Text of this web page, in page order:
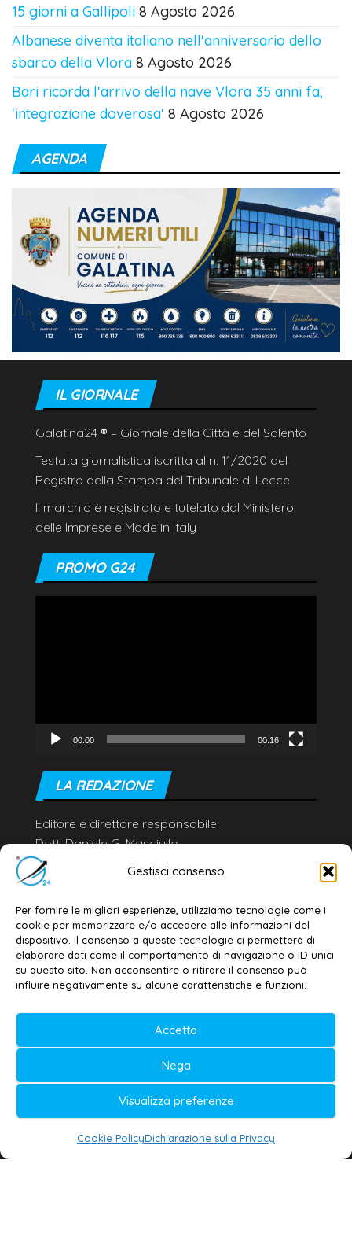
Gestisci consenso
Per fornire le migliori esperienze, utilizziamo tecnologie come i
cookie per memorizzare e/o accedere alle informazioni del
dispositivo. Il consenso a queste tecnologie ci permetterà di
elaborare dati come il comportamento di navigazione o ID unici
su questo sito. Non acconsentire o ritirare il consenso può
influire negativamente su alcune caratteristiche e funzioni.
Accetta
Nega
Visualizza preferenze
Cookie PolicyDichiarazione sulla Privacy
15 giorni a Gallipoli 8 Agosto 2026
Albanese diventa italiano nell'anniversario dello
sbarco della Vlora 8 Agosto 2026
Bari ricorda l'arrivo della nave Vlora 35 anni fa,
'integrazione doverosa' 8 Agosto 2026
AGENDA
IL GIORNALE
Galatina24 ® – Giornale della Città e del Salento
Testata giornalistica iscritta al n. 11/2020 del
Registro della Stampa del Tribunale di Lecce
Il marchio è registrato e tutelato dal Ministero
delle Imprese e Made in Italy
PROMO G24
00:00 00:16
LA REDAZIONE
Editore e direttore responsabile:
Dott. Daniele G. Masciullo
Email:
redazione@galatina24.it
Privacy policy–Cookie policy
© 2020-2026 | Galatina24 ®
Testata iscritta al n. 11/2020 Registro della
Stampa Tribunale di Lecce
Editore e direttore responsabile:
Daniele G. Masciullo
Galatina24 è marchio registrato dal Ministero
delle Imprese